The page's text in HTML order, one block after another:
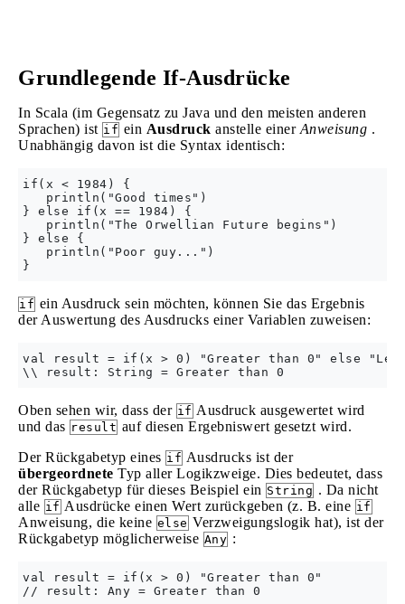
Grundlegende If-Ausdrücke
In Scala (im Gegensatz zu Java und den meisten anderen
Sprachen) ist if ein Ausdruck anstelle einer Anweisung .
Unabhängig davon ist die Syntax identisch:
if(x < 1984) {
   println("Good times")
} else if(x == 1984) {
   println("The Orwellian Future begins")
} else {
   println("Poor guy...")
if ein Ausdruck sein möchten, können Sie das Ergebnis
der Auswertung des Ausdrucks einer Variablen zuweisen:
val result = if(x > 0) "Greater than 0" else
Oben sehen wir, dass der if Ausdruck ausgewertet wird
und das result auf diesen Ergebniswert gesetzt wird.
Der Rückgabetyp eines if Ausdrucks ist der
übergeordnete Typ aller Logikzweige. Dies bedeutet, dass
der Rückgabetyp für dieses Beispiel ein String . Da nicht
alle if Ausdrücke einen Wert zurückgeben (z. B. eine if
Anweisung, die keine else Verzweigungslogik hat), ist der
Rückgabetyp möglicherweise Any :
val result = if(x > 0) "Greater than 0"